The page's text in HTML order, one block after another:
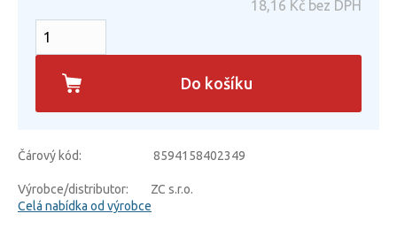
18,16 Kč bez DPH
Do košíku
Čárový kód: 8594158402349
Výrobce/distributor:
ZC s.r.o.
Celá nabídka od výrobce